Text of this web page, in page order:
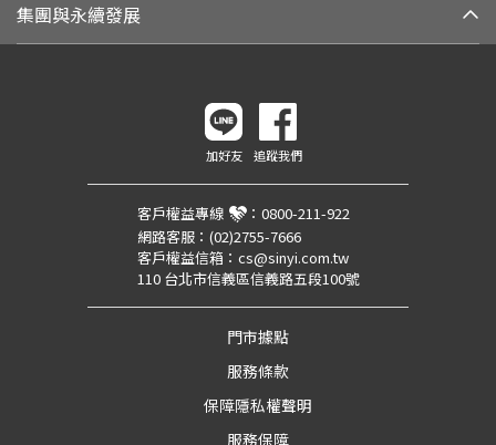
集團與永續發展
加好友 追蹤我們
客戶權益專線 ： 0800-211-922
網路客服： (02)2755-7666
客戶權益信箱： cs@sinyi.com.tw
110 台北市信義區信義路五段100號
門市據點
服務條款
保障隱私權聲明
服務保障